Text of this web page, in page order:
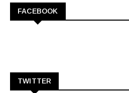
FACEBOOK
TWITTER